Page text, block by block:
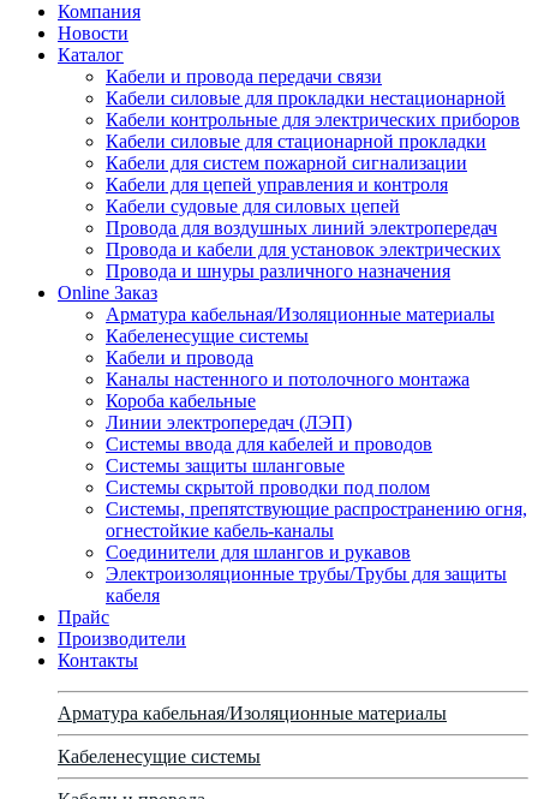
Компания
Новости
Каталог
Кабели и провода передачи связи
Кабели силовые для прокладки нестационарной
Кабели контрольные для электрических приборов
Кабели силовые для стационарной прокладки
Кабели для систем пожарной сигнализации
Кабели для цепей управления и контроля
Кабели судовые для силовых цепей
Провода для воздушных линий электропередач
Провода и кабели для установок электрических
Провода и шнуры различного назначения
Online Заказ
Арматура кабельная/Изоляционные материалы
Кабеленесущие системы
Кабели и провода
Каналы настенного и потолочного монтажа
Короба кабельные
Линии электропередач (ЛЭП)
Системы ввода для кабелей и проводов
Системы защиты шланговые
Системы скрытой проводки под полом
Системы, препятствующие распространению огня,
огнестойкие кабель-каналы
Соединители для шлангов и рукавов
Электроизоляционные трубы/Трубы для защиты
кабеля
Прайс
Производители
Контакты
Арматура кабельная/Изоляционные материалы
Кабеленесущие системы